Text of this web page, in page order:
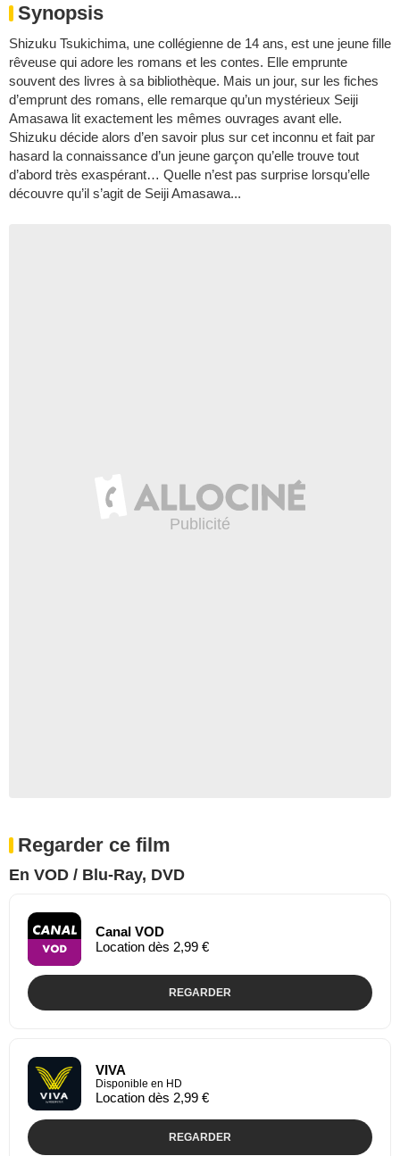
Synopsis
Shizuku Tsukichima, une collégienne de 14 ans, est une jeune fille
rêveuse qui adore les romans et les contes. Elle emprunte
souvent des livres à sa bibliothèque. Mais un jour, sur les fiches
d’emprunt des romans, elle remarque qu’un mystérieux Seiji
Amasawa lit exactement les mêmes ouvrages avant elle.
Shizuku décide alors d’en savoir plus sur cet inconnu et fait par
hasard la connaissance d’un jeune garçon qu’elle trouve tout
d’abord très exaspérant… Quelle n’est pas surprise lorsqu’elle
découvre qu’il s’agit de Seiji Amasawa...
Regarder ce film
En VOD / Blu-Ray, DVD
Canal VOD
Location dès 2,99 €
REGARDER
VIVA
Disponible en HD
Location dès 2,99 €
REGARDER